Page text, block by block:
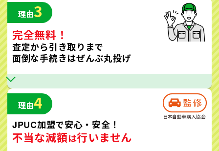
理由3
完全無料！
査定から引き取りまで
面倒な手続きはぜんぶ丸投げ
理由4
JPUC加盟で安心・安全！
不当な減額は行いません